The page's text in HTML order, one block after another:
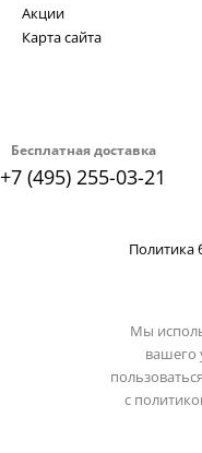
Бесплатная доставка
+7 (495) 255-03-21
Акции
Карта сайта
Политика
Мы
вашего
с